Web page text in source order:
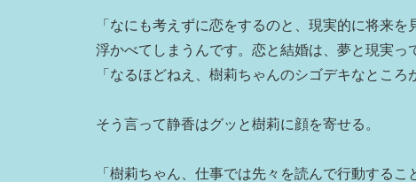
「なにも考えずに恋をするのと、現実的に将来
浮かべてしまうんです。恋と結婚は、夢と現実っ
「なるほどねえ、樹莉ちゃんのシゴデキなところ
そう言って静香はグッと樹莉に顔を寄せる。
「樹莉ちゃん、仕事では先々を読んで行動する